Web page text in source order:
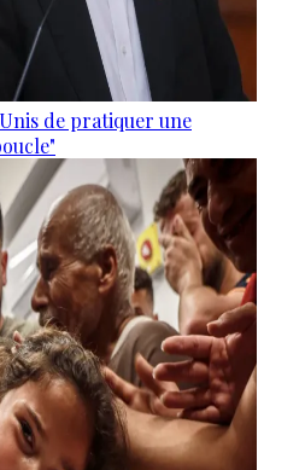
de pratiquer une